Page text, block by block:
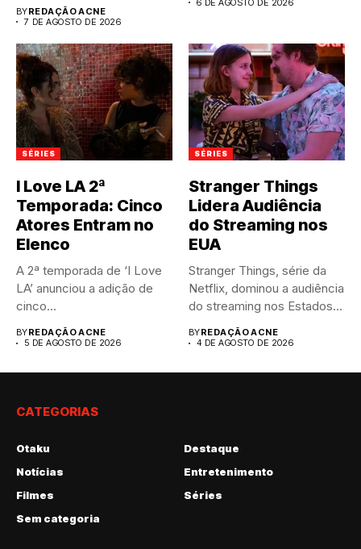
BYREDAÇÃO ACNE
7 DE AGOSTO DE 2026
6 DE AGOSTO DE 2026
SÉRIES
I Love LA 2ª
Temporada: Cinco
Atores Entram no
Elenco
A 2ª temporada de ‘I Love
LA’ anunciou a adição de
cinco...
BYREDAÇÃO ACNE
5 DE AGOSTO DE 2026
SÉRIES
Stranger Things
Lidera Audiência
do Streaming nos
EUA
Stranger Things, série da
Netflix, dominou a audiência
do streaming nos Estados...
BYREDAÇÃO ACNE
4 DE AGOSTO DE 2026
CATEGORIAS
Otaku
Destaque
Notícias
Entretenimento
Filmes
Séries
Sem categoria